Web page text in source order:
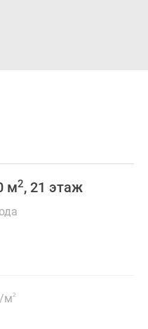
м2, 21 этаж
/м2